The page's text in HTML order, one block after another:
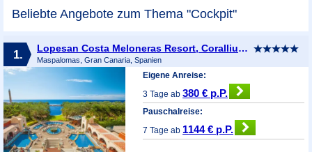
Beliebte Angebote zum Thema "Cockpit"
1. Lopesan Costa Meloneras Resort, Corallium Spa & Casino
Maspalomas, Gran Canaria, Spanien
Eigene Anreise:
3 Tage ab380 € p.P.
Pauschalreise:
7 Tage ab 1144 € p.P.